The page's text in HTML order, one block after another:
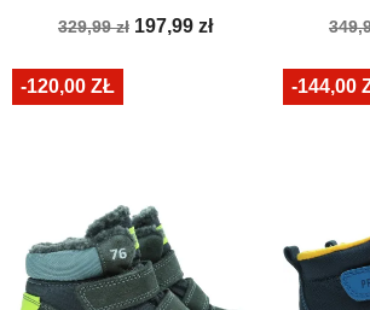
Cena
329,99 zł Cena
197,99 zł
-120,00 ZŁ -144,00